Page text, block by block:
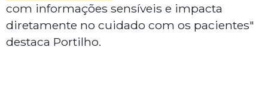
com informações sensíveis e impacta
diretamente no cuidado com os pacientes"
destaca Portilho.